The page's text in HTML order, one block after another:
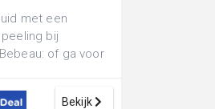
met een
bij
of ga voor
Bekijk